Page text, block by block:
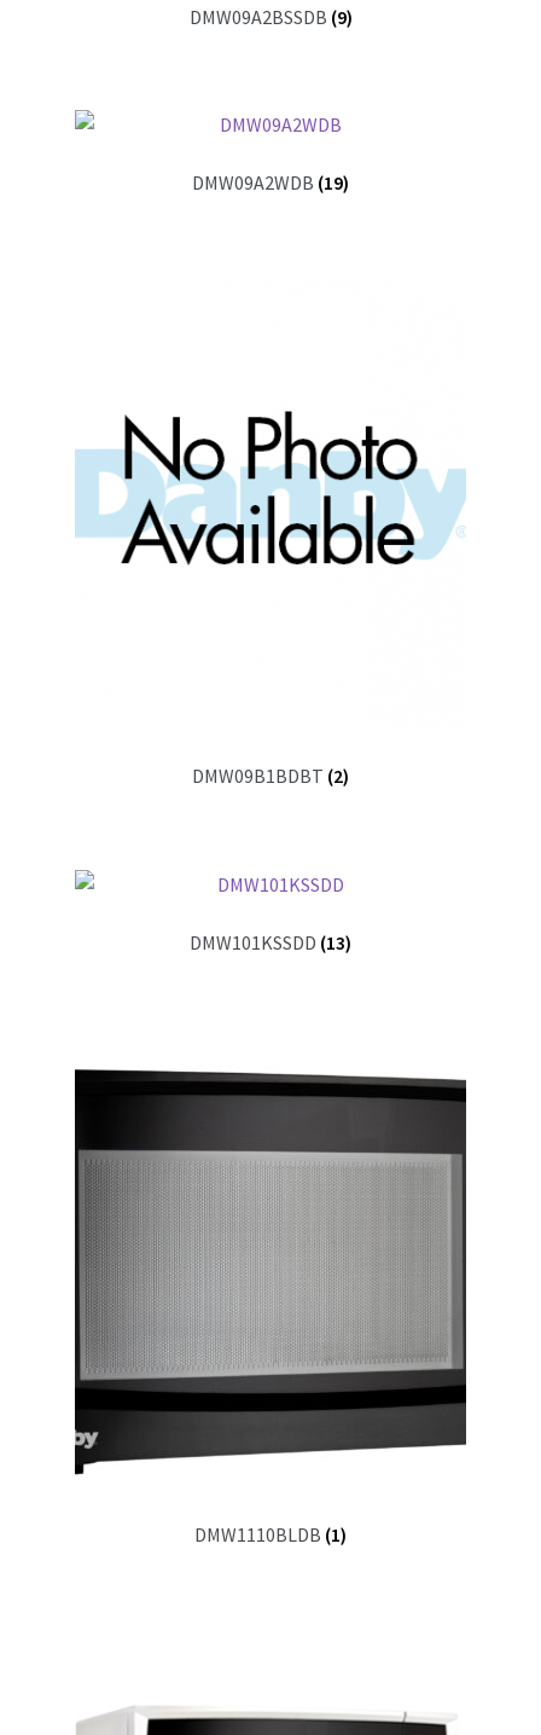
DMW09A2BSSDB (9)
DMW09A2WDB (19)
DMW09B1BDBT (2)
DMW101KSSDD (13)
DMW1110BLDB (1)